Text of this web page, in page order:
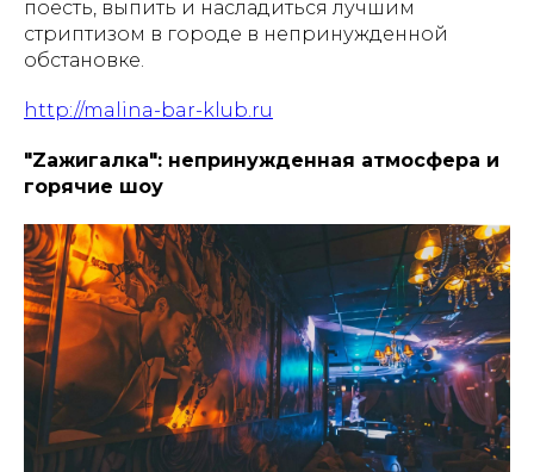
поесть, выпить и насладиться лучшим
стриптизом в городе в непринужденной
обстановке.
http://malina-bar-klub.ru
"Zажигалка": непринужденная атмосфера и
горячие шоу